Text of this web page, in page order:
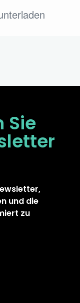
Sie
und die
zu